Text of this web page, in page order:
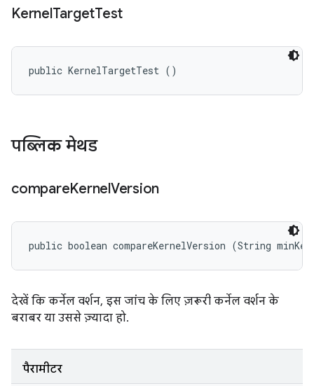
KernelTargetTest
public KernelTargetTest ()
पब्लिक मेथड
compareKernelVersion
public boolean compareKernelVersion (String
देखें कि कर्नेल वर्शन, इस जांच के लिए ज़रूरी कर्नेल वर्शन के
बराबर या उससे ज़्यादा हो.
पैरामीटर